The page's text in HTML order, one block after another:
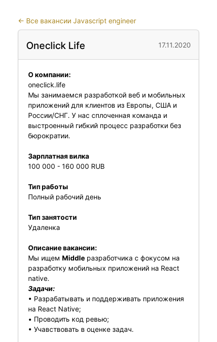
← Все вакансии Javascript engineer
Oneclick Life 17.11.2020
О компании:
oneclick.life
Мы занимаемся разработкой веб и мобильных
приложений для клиентов из Европы, США и
России/СНГ. У нас сплоченная команда и
выстроенный гибкий процесс разработки без
бюрократии.
Зарплатная вилка
100 000 - 160 000 RUB
Тип работы
Полный рабочий день
Тип занятости
Удаленка
Описание вакансии:
Мы ищем Middleразработчика с фокусом на
разработку мобильных приложений на React
native.
Задачи:
• Разрабатывать и поддерживать приложения
на React Native;
• Проводить код ревью;
• Учавствовать в оценке задач.